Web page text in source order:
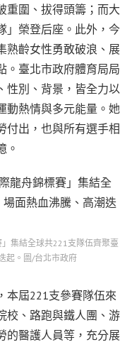
重圍、拔得頭籌；而大
」榮登后座。此外，今
熟齡女性勇敢破浪、展
。臺北市政府體育局局
性別、背景，皆全力以
動熱情與多元能量。她
付出，也與所有選手相
。
集結全球共221支隊伍齊聚臺
起。圖/台北市政府
本屆221支參賽隊伍來
校、路跑與鐵人團、游
的醫護人員等，充分展